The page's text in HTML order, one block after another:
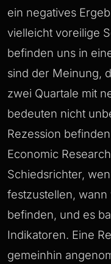
ein negatives
vielleicht voreilige
befinden uns in
sind der Meinung,
zwei Quartale mit
bedeuten nicht
Rezession
Economic
Schiedsrichter,
festzustellen,
befinden, und es
Indikatoren. Eine
gemeinhin